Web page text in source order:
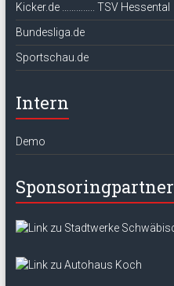
Kicker.de ………….. TSV Hessental
Bundesliga.de
Sportschau.de
Intern
Demo
Sponsoringpartner